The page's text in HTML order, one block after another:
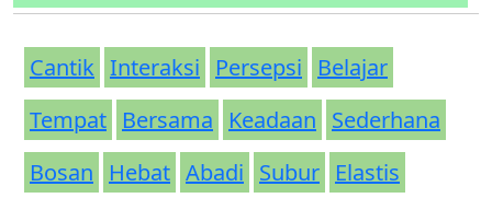
Cantik Interaksi Persepsi
Belajar
Tempat Bersama Keadaan Sederhana
Bosan
Hebat Abadi Subur Elastis